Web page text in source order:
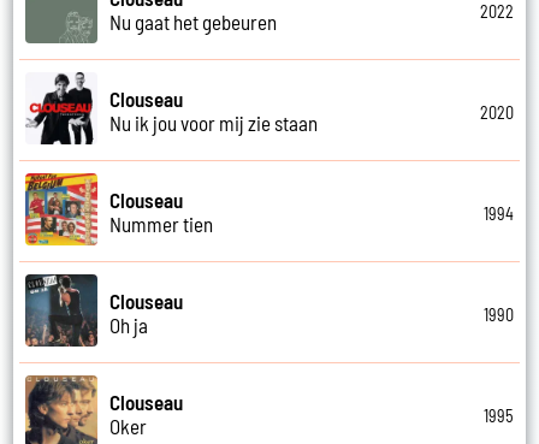
Nu gaat het gebeuren
2022
Clouseau
Nu ik jou voor mij zie staan
2020
Clouseau
Nummer tien
1994
Clouseau
Oh ja
1990
Clouseau
Oker
1995